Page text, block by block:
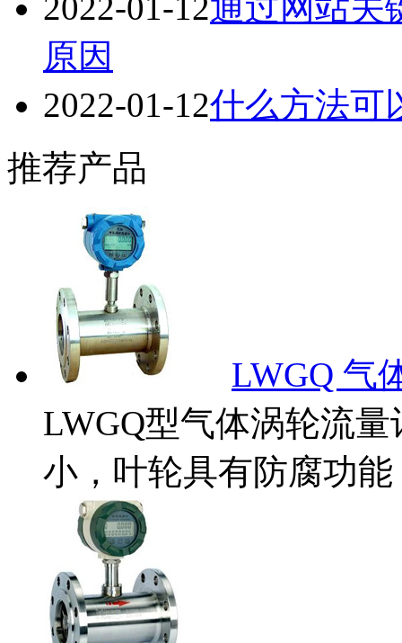
原因
2022-01-12什么方法可
推荐产品
LWGQ 气
LWGQ型气体涡轮
小，叶轮具有防腐功